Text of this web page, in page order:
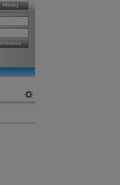
Hledej
Přihlásit